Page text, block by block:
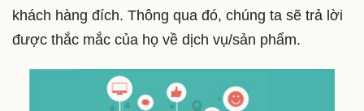
khách hàng đích. Thông qua đó, chúng ta sẽ trả lời
được thắc mắc của họ về dịch vụ/sản phẩm.